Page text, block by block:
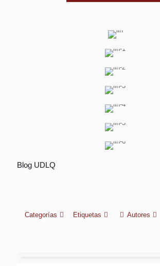
Blog UDLQ
Conferencia “Enlace Fiscal y Comercial
Cautelares
Categorías Etiquetas
Autores